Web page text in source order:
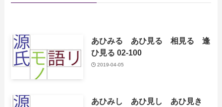
あひみる あひ見る 相見る 逢
ひ見る 02-100
2019-04-05
あひみし あひ見し あひ見き